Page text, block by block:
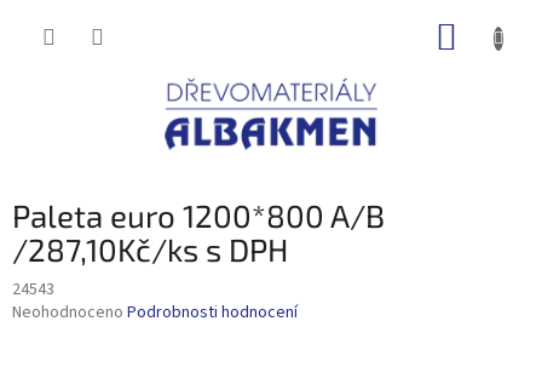
Paleta euro 1200*800 A/B
/287,10Kč/ks s DPH
24543
Průměrné
Neohodnoceno Podrobnosti hodnocení